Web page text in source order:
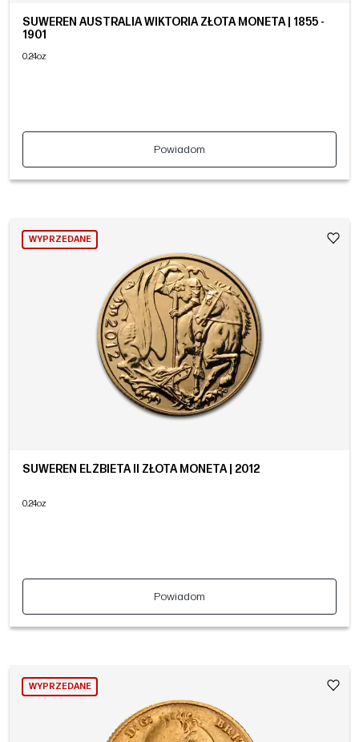
SUWEREN AUSTRALIA WIKTORIA ZŁOTA MONETA | 1855 -
1901
0.24oz
Powiadom
WYPRZEDANE
SUWEREN ELŻBIETA II ZŁOTA MONETA | 2012
0.24oz
Powiadom
WYPRZEDANE